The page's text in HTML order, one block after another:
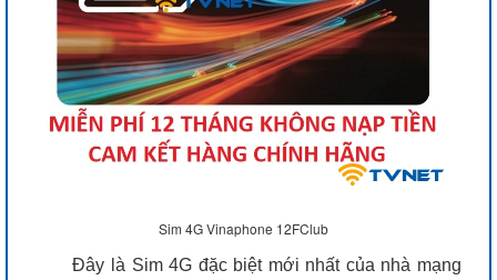
Sim 4G Vinaphone 12FClub
Đây là Sim 4G đặc biệt mới nhất của nhà mạng